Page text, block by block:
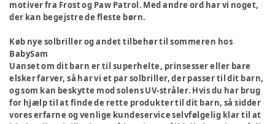
motiver fra Frost og Paw Patrol. Med andre ord har vi noget,
der kan begejstre de fleste børn.
Køb nye solbriller og andet tilbehør til sommeren hos
BabySam
Uanset om dit barn er til superhelte, prinsesser eller bare
elsker farver, så har vi et par solbriller, der passer til dit barn,
og som kan beskytte mod solens UV-stråler. Hvis du har brug
for hjælp til at finde de rette produkter til dit barn, så sidder
vores erfarne og venlige kundeservice selvfølgelig klar til at